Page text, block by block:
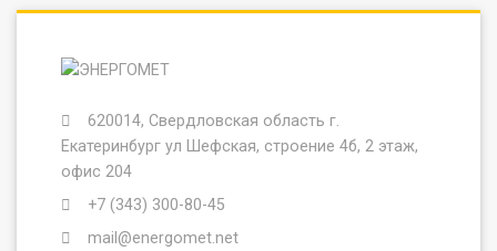
620014, Свердловская область г.
Екатеринбург ул Шефская, строение 4б, 2 этаж,
офис 204
+7 (343) 300-80-45
mail@energomet.net